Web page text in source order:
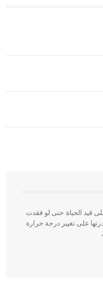
الهندسية التي ارتبطت
ومصر خاصة، حيث يحرص
الواجهات
قيد الحياة حتى لو فقدت
على تغيير درجة حرارة